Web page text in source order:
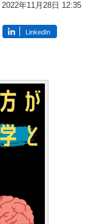
2022年11月28日 12:35
LinkedIn